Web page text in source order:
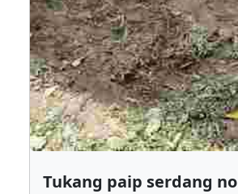
Tukang paip serdang